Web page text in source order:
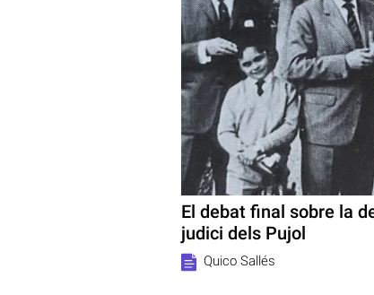
El debat final sobre la
judici dels Pujol
Quico Sallés